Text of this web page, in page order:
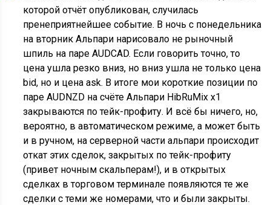
которой отчёт опубликован, случилась
пренеприятнейшее событие. В ночь с понедельника
на вторник Альпари нарисовало не рыночный
шпиль на паре AUDCAD. Если говорить точно, то
цена ушла резко вниз, но вниз ушла не только цена
bid, но и цена ask. В итоге мои короткие позиции по
паре AUDNZD на счёте Альпари HibRuMix x1
закрываются по тейк-профиту. И всё бы ничего, но,
вероятно, в автоматическом режиме, а может быть
и в ручном, на серверной части альпари происходит
откат этих сделок, закрытых по тейк-профиту
(привет ночным скальперам!), и в открытых
сделках в торговом терминале появляются те же
сделки с теми же номерами, что и были закрыты.